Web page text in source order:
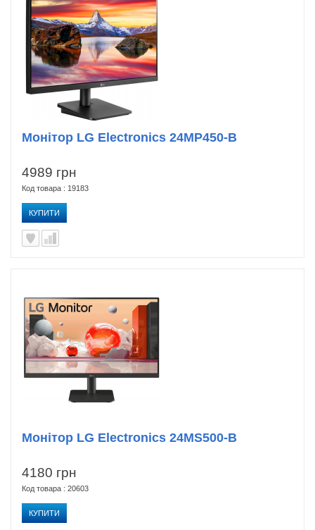
4989 грн
Код товара : 19183
КУПИТИ
Монітор LG Electronics 24MP450-B
4180 грн
Код товара : 20603
КУПИТИ
Монітор LG Electronics 24MS500-B